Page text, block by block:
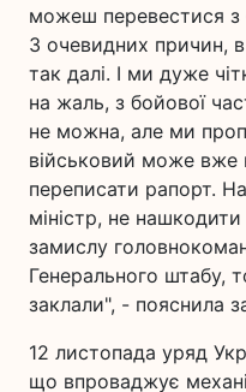
можеш перевестися з
З очевидних причин, в
так далі. І ми дуже
на жаль, з бойової
не можна, але ми
військовий може вже
переписати рапорт.
міністр, не
замислу
Генерального штабу,
заклали", - пояснила
12 листопада уряд
що впроваджує